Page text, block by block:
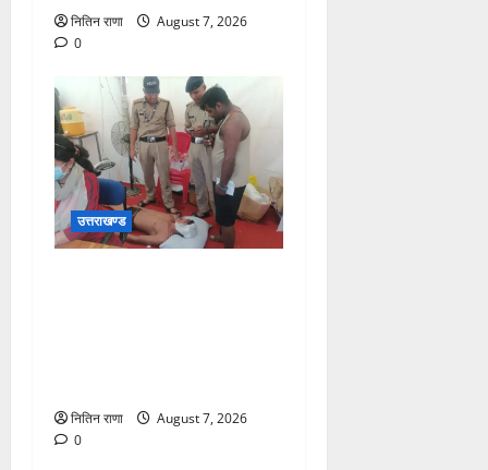
नितिन राणा
August 7, 2026
0
उत्तराखण्ड
नितिन राणा
August 7, 2026
0